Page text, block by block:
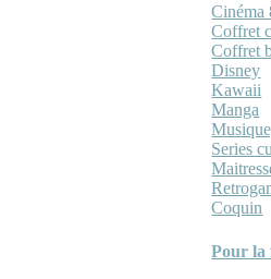
Cinéma
Coffret
Coffret
Disney
Kawaii
Manga
Series
Coquin
Pour la